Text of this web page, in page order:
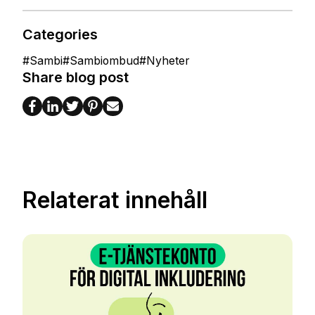
Categories
#Sambi#Sambiombud#Nyheter
Share blog post
Relaterat innehåll